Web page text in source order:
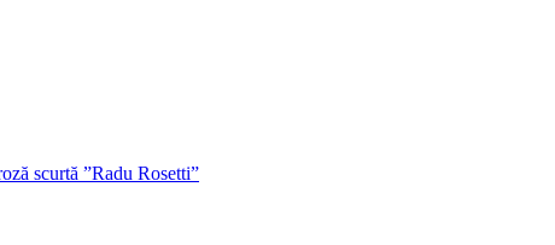
scurtă ”Radu Rosetti”